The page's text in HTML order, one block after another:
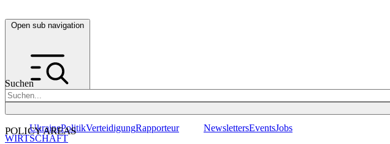
Open sub navigation
Suchen
POLICY AREAS
UkrainePolitikVerteidigungRapporteur NewslettersEventsJobs
WIRTSCHAFT